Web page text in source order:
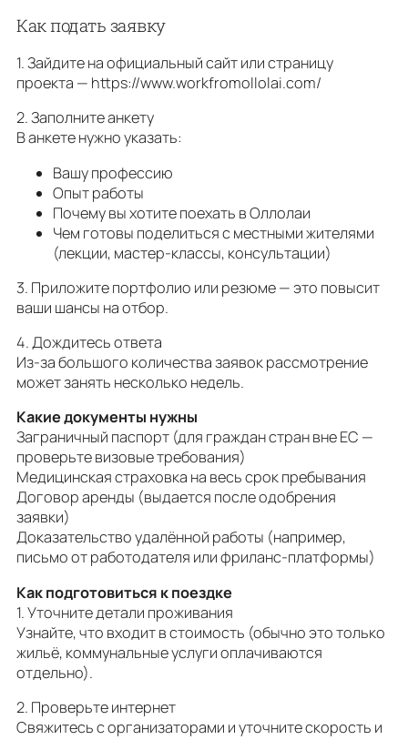
Как подать заявку
1. Зайдите нa официальный сайт или страницу
проекта — https://www.workfromollolai.com/
2. Заполните анкету
В анкете нужно указать:
Вашу профессию
Опыт работы
Почему вы хотите поехать в Оллолаи
Чем готовы поделиться с местными жителями
(лекции, мастер-классы, консультации)
3. Приложите портфолио или резюме — это повысит
ваши шансы на отбор.
4. Дождитесь ответа
Из-за большого количества заявок рассмотрение
может занять несколько недель.
Какие документы нужны
Заграничный паспорт (для граждан стран вне ЕС —
проверьте визовые требования)
Медицинская страховка на весь срок пребывания
Договор аренды (выдается после одобрения
заявки)
Доказательство удалённой работы (например,
письмо от работодателя или фриланс-платформы)
Как подготовиться к поездке
1. Уточните детали проживания
Узнайте, что входит в стоимость (обычно это только
жильё, коммунальные услуги оплачиваются
отдельно).
2. Проверьте интернет
Свяжитесь с организаторами и уточните скорость и